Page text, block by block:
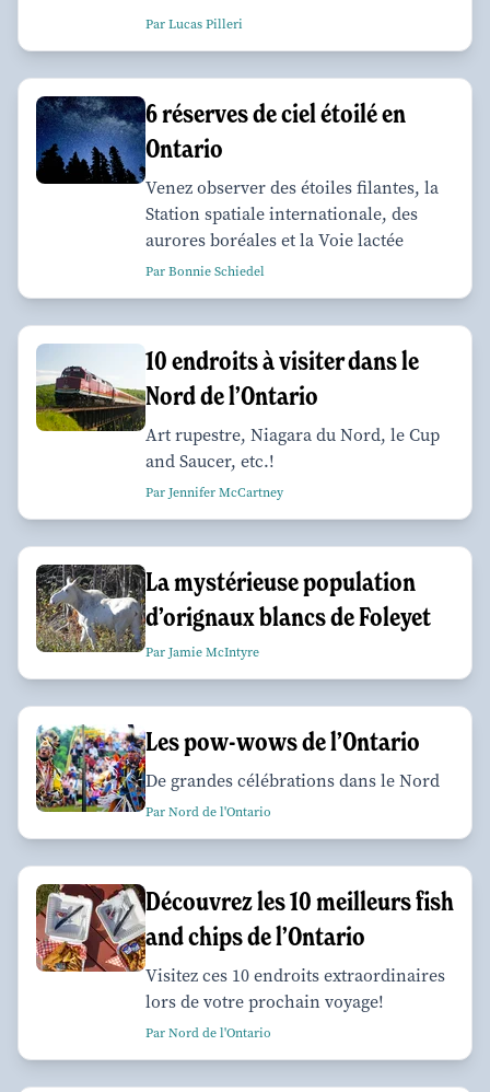
Par Lucas Pilleri
6 réserves de ciel étoilé en
Ontario
Venez observer des étoiles filantes, la
Station spatiale internationale, des
aurores boréales et la Voie lactée
Par Bonnie Schiedel
10 endroits à visiter dans le
Nord de l’Ontario
Art rupestre, Niagara du Nord, le Cup
and Saucer, etc.!
Par Jennifer McCartney
La mystérieuse population
d’orignaux blancs de Foleyet
Par Jamie McIntyre
Les pow-wows de l’Ontario
De grandes célébrations dans le Nord
Par Nord de l'Ontario
Découvrez les 10 meilleurs fish
and chips de l’Ontario
Visitez ces 10 endroits extraordinaires
lors de votre prochain voyage!
Par Nord de l'Ontario